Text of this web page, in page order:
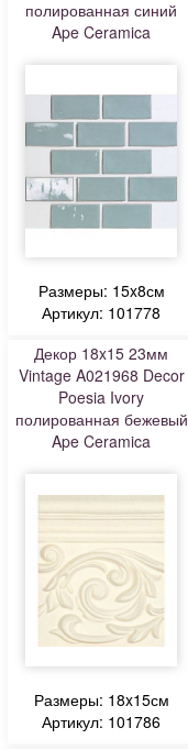
полированная синий
Ape Ceramica
Размеры: 15x8см
Артикул: 101778
Декор 18x15 23мм
Vintage A021968 Decor
Poesia Ivory
полированная бежевый
Ape Ceramica
Размеры: 18x15см
Артикул: 101786